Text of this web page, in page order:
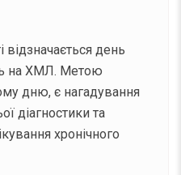
відзначається день
на ХМЛ. Метою
дню, є нагадування
діагностики та
хронічного